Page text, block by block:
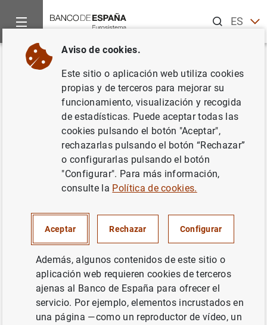
ESEN
Inicio Noticias y eventos
Volver
Resultados de la encuesta
sobre préstamos bancarios en
la zona del euro: Octubre de
ESPAÑA
Resultados de la encuesta sobre préstamos
bancarios en la zona del euro: Octubre de
Aviso de cookies.
Este sitio o aplicación web utiliza cookies
propias y de terceros para mejorar su
funcionamiento, visualización y recogida
de estadísticas. Puede aceptar todas las
cookies pulsando el botón "Aceptar",
rechazarlas pulsando el botón “Rechazar”
o configurarlas pulsando el botón
"Configurar". Para más información,
consulte la Política de cookies.
Aceptar Rechazar Configurar
Además, algunos contenidos de este sitio o
aplicación web requieren cookies de terceros
ajenas al Banco de España para ofrecer el
servicio. Por ejemplo, elementos incrustados en
una página —como un reproductor de vídeo, un